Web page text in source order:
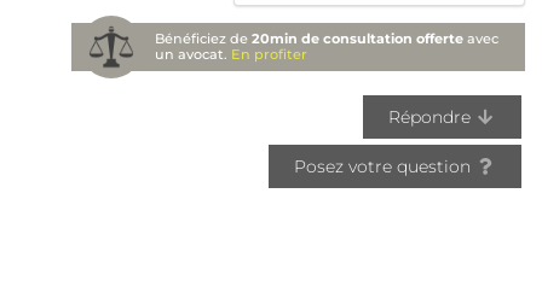
Bénéficiez de20min de consultation offerte avec
un avocat. En profiter
Répondre
Posez votre question